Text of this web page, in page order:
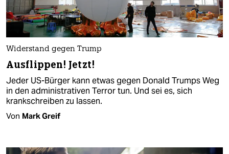
Widerstand gegen Trump
Ausflippen! Jetzt!
Jeder US-Bürger kann etwas gegen Donald Trumps Weg
in den administrativen Terror tun. Und sei es, sich
krankschreiben zu lassen.
Von Mark Greif